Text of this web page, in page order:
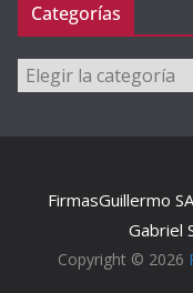
Categorías
Categorías
FirmasGuillermo SA
Gabriel
Copyright © 2026